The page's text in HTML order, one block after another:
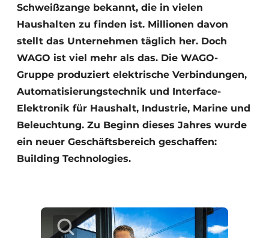
Schweißzange bekannt, die in vielen
Haushalten zu finden ist. Millionen davon
stellt das Unternehmen täglich her. Doch
WAGO ist viel mehr als das. Die WAGO-
Gruppe produziert elektrische Verbindungen,
Automatisierungstechnik und Interface-
Elektronik für Haushalt, Industrie, Marine und
Beleuchtung. Zu Beginn dieses Jahres wurde
ein neuer Geschäftsbereich geschaffen:
Building Technologies.